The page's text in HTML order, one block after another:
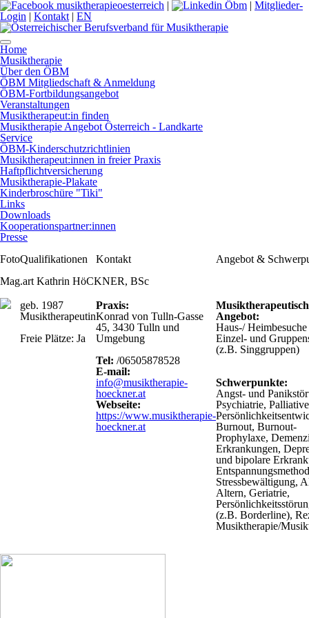
| | Mitglieder-
Login | Kontakt | EN
Home
Musiktherapie
Über den ÖBM
ÖBM Mitgliedschaft & Anmeldung
ÖBM-Fortbildungsangebot
Veranstaltungen
Musiktherapeut:in finden
Musiktherapie Angebot Österreich - Landkarte
Service
ÖBM-Kinderschutzrichtlinien
Musiktherapeut:innen in freier Praxis
Haftpflichtversicherung
Musiktherapie-Plakate
Kinderbroschüre "Tiki"
Links
Downloads
Kooperationspartner:innen
Presse
FotoQualifikationen Kontakt
Angebot &
Mag.art Kathrin HöCKNER, BSc
geb. 1987
Musiktherapeutin
Freie Plätze: Ja
Praxis:
Konrad von Tulln-Gasse
45, 3430 Tulln und
Umgebung
Tel: /06505878528
E-mail:
info@musiktherapie-
hoeckner.at
Webseite:
https://www.musiktherapie-
hoeckner.at
Angebot:
Haus-/
Einzel- und
(z.B. Singgruppen)
Schwerpunkte:
Angst- und
Psychiatrie,
Burnout, Burnout-
Prophylaxe,
Erkrankungen,
und bipolare
Stressbewältigung,
Altern, Geriatrie,
(z.B. Borderline),
Musiktherapie/